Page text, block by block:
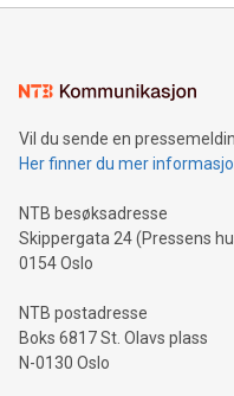
Vil du sende en
Her finner du mer
NTB besøksadresse
Skippergata 24 (Pressens
0154 Oslo
NTB postadresse
Boks 6817 St. Olavs plass
N-0130 Oslo